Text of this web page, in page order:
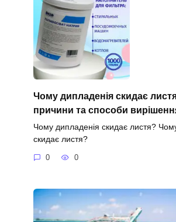
Чому дипладенія скидає
причини та способи
Чому дипладенія скидає листя?
скидає листя?
0 0